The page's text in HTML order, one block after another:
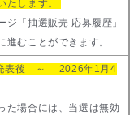
たします。
ジ「抽選販売 応募履歴」
むことができます。
表後 ～ 2026年1月4
た場合には、当選は無効